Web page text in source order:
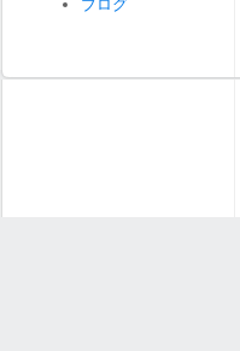
ブログ